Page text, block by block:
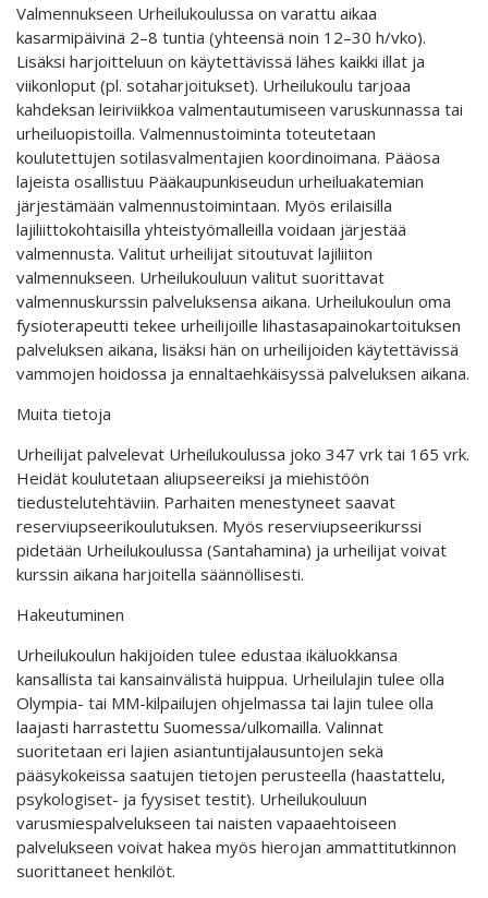
Valmennukseen Urheilukoulussa on varattu aikaa
kasarmipäivinä 2–8 tuntia (yhteensä noin 12–30 h/vko).
Lisäksi harjoitteluun on käytettävissä lähes kaikki illat ja
viikonloput (pl. sotaharjoitukset). Urheilukoulu tarjoaa
kahdeksan leiriviikkoa valmentautumiseen varuskunnassa tai
urheiluopistoilla. Valmennustoiminta toteutetaan
koulutettujen sotilasvalmentajien koordinoimana. Pääosa
lajeista osallistuu Pääkaupunkiseudun urheiluakatemian
järjestämään valmennustoimintaan. Myös erilaisilla
lajiliittokohtaisilla yhteistyömalleilla voidaan järjestää
valmennusta. Valitut urheilijat sitoutuvat lajiliiton
valmennukseen. Urheilukouluun valitut suorittavat
valmennuskurssin palveluksensa aikana. Urheilukoulun oma
fysioterapeutti tekee urheilijoille lihastasapainokartoituksen
palveluksen aikana, lisäksi hän on urheilijoiden käytettävissä
vammojen hoidossa ja ennaltaehkäisyssä palveluksen aikana.
Muita tietoja
Urheilijat palvelevat Urheilukoulussa joko 347 vrk tai 165 vrk.
Heidät koulutetaan aliupseereiksi ja miehistöön
tiedustelutehtäviin. Parhaiten menestyneet saavat
reserviupseerikoulutuksen. Myös reserviupseerikurssi
pidetään Urheilukoulussa (Santahamina) ja urheilijat voivat
kurssin aikana harjoitella säännöllisesti.
Hakeutuminen
Urheilukoulun hakijoiden tulee edustaa ikäluokkansa
kansallista tai kansainvälistä huippua. Urheilulajin tulee olla
Olympia- tai MM-kilpailujen ohjelmassa tai lajin tulee olla
laajasti harrastettu Suomessa/ulkomailla. Valinnat
suoritetaan eri lajien asiantuntijalausuntojen sekä
pääsykokeissa saatujen tietojen perusteella (haastattelu,
psykologiset- ja fyysiset testit). Urheilukouluun
varusmiespalvelukseen tai naisten vapaaehtoiseen
palvelukseen voivat hakea myös hierojan ammattitutkinnon
suorittaneet henkilöt.